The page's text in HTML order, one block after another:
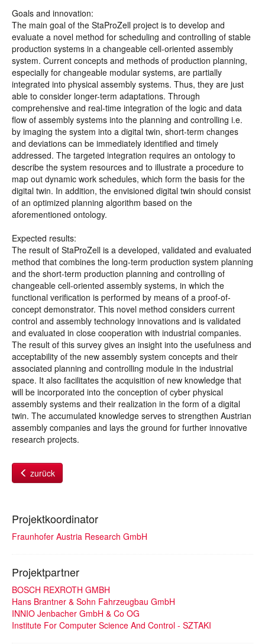
Goals and innovation:
The main goal of the StaProZell project is to develop and
evaluate a novel method for scheduling and controlling of stable
production systems in a changeable cell-oriented assembly
system. Current concepts and methods of production planning,
especially for changeable modular systems, are partially
integrated into physical assembly systems. Thus, they are just
able to consider longer-term adaptations. Through
comprehensive and real-time integration of the logic and data
flow of assembly systems into the planning and controlling i.e.
by imaging the system into a digital twin, short-term changes
and deviations can be immediately identified and timely
addressed. The targeted integration requires an ontology to
describe the system resources and to illustrate a procedure to
map out dynamic work schedules, which form the basis for the
digital twin. In addition, the envisioned digital twin should consist
of an optimized planning algorithm based on the
aforementioned ontology.
Expected results:
The result of StaProZell is a developed, validated and evaluated
method that combines the long-term production system planning
and the short-term production planning and controlling of
changeable cell-oriented assembly systems, in which the
functional verification is performed by means of a proof-of-
concept demonstrator. This novel method considers current
control and assembly technology innovations and is validated
and evaluated in close cooperation with industrial companies.
The result of this survey gives an insight into the usefulness and
acceptability of the new assembly system concepts and their
associated planning and controlling module in the industrial
space. It also facilitates the acquisition of new knowledge that
will be incorporated into the conception of cyber physical
assembly systems and their realization in the form of a digital
twin. The accumulated knowledge serves to strengthen Austrian
assembly companies and lays the ground for further innovative
research projects.
zurück
Projektkoordinator
Fraunhofer Austria Research GmbH
Projektpartner
BOSCH REXROTH GMBH
Hans Brantner & Sohn Fahrzeugbau GmbH
INNIO Jenbacher GmbH & Co OG
Institute For Computer Science And Control - SZTAKI